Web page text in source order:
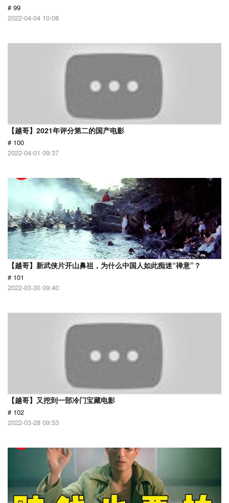
# 99
2022-04-04 10:08
【越哥】2021年评分第二的国产电影
# 100
2022-04-01 09:37
【越哥】新武侠片开山鼻祖，为什么中国人如此痴迷“禅意”？
# 101
2022-03-30 09:40
【越哥】又挖到一部冷门宝藏电影
# 102
2022-03-28 09:53